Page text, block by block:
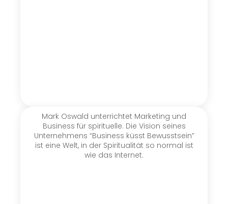
Mark Oswald unterrichtet Marketing und
Business für spirituelle. Die Vision seines
Unternehmens “Business küsst Bewusstsein”
ist eine Welt, in der Spiritualität so normal ist
wie das Internet.